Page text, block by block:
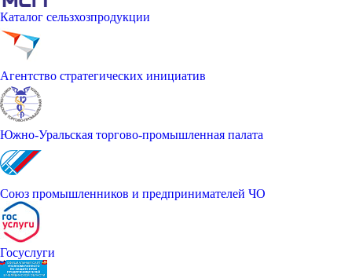
Каталог сельзхозпродукции
Агентство стратегических инициатив
Южно-Уральская торгово-промышленная палата
Союз промышленников и предпринимателей ЧО
Госуслуги